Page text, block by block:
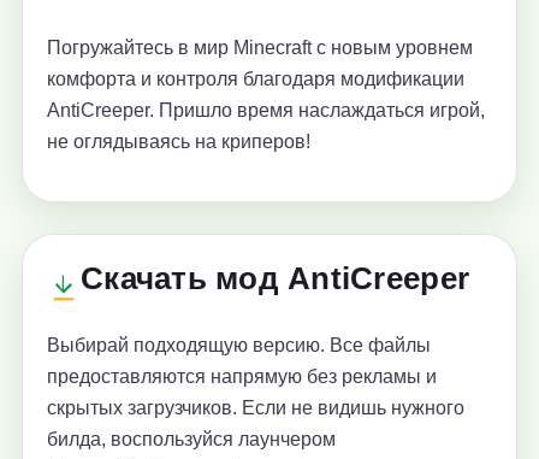
Погружайтесь в мир Minecraft с новым уровнем
комфорта и контроля благодаря модификации
AntiCreeper. Пришло время наслаждаться игрой,
не оглядываясь на криперов!
Скачать мод AntiCreeper
Выбирай подходящую версию. Все файлы
предоставляются напрямую без рекламы и
скрытых загрузчиков. Если не видишь нужного
билда, воспользуйся лаунчером